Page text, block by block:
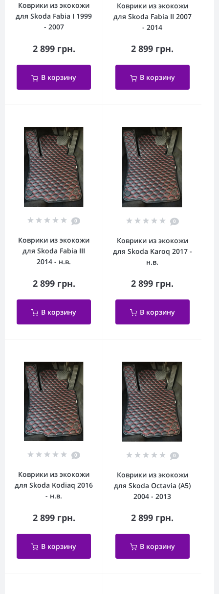
Коврики из экокожи
для Skoda Fabia I 1999
- 2007
2 899 грн.
В корзину
Коврики из экокожи
для Skoda Fabia II 2007
- 2014
2 899 грн.
В корзину
0
Коврики из экокожи
для Skoda Fabia III
2014 - н.в.
2 899 грн.
В корзину
0
Коврики из экокожи
для Skoda Karoq 2017 -
н.в.
2 899 грн.
В корзину
0
Коврики из экокожи
для Skoda Kodiaq 2016
- н.в.
2 899 грн.
В корзину
0
Коврики из экокожи
для Skoda Octavia (A5)
2004 - 2013
2 899 грн.
В корзину